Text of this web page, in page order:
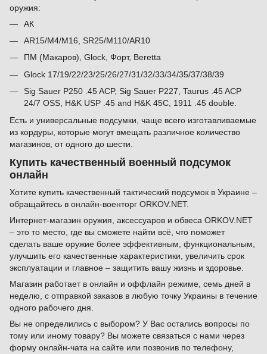
оружия:
АК
AR15/M4/M16, SR25/M110/AR10
ПМ (Макаров), Glock, Форт, Beretta
Glock 17/19/22/23/25/26/27/31/32/33/34/35/37/38/39
Sig Sauer P250 .45 ACP, Sig Sauer P227, Taurus .45 ACP
24/7 OSS, H&K USP .45 and H&K 45C, 1911 .45 double.
Есть и универсальные подсумки, чаще всего изготавливаемые
из кордуры, которые могут вмещать различное количество
магазинов, от одного до шести.
Купить качественный военный подсумок
онлайн
Хотите купить качественный тактический подсумок в Украине –
обращайтесь в онлайн-военторг ORKOV.NET.
Интернет-магазин оружия, аксессуаров и обвеса ORKOV.NET
– это то место, где вы сможете найти всё, что поможет
сделать ваше оружие более эффективным, функциональным,
улучшить его качественные характеристики, увеличить срок
эксплуатации и главное – защитить вашу жизнь и здоровье.
Магазин работает в онлайн и оффлайн режиме, семь дней в
неделю, с отправкой заказов в любую точку Украины в течение
одного рабочего дня.
Вы не определились с выбором? У Вас остались вопросы по
тому или иному товару? Вы можете связаться с нами через
форму онлайн-чата на сайте или позвонив по телефону,